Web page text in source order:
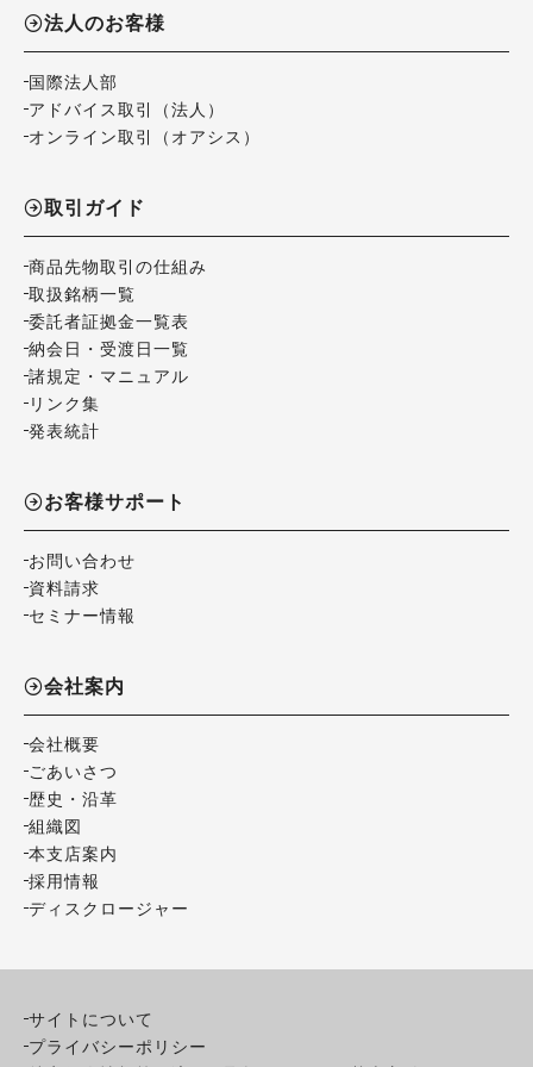
法人のお客様
国際法人部
アドバイス取引（法人）
オンライン取引（オアシス）
取引ガイド
商品先物取引の仕組み
取扱銘柄一覧
委託者証拠金一覧表
納会日・受渡日一覧
諸規定・マニュアル
リンク集
発表統計
お客様サポート
お問い合わせ
資料請求
セミナー情報
会社案内
会社概要
ごあいさつ
歴史・沿革
組織図
本支店案内
採用情報
ディスクロージャー
サイトについて
プライバシーポリシー